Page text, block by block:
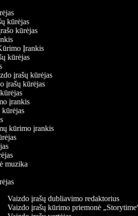
kūrėjas
kūrėjas
Įrankis
kūrėjas
įrašų kūrėjas
įrašų kūrėjas
įrankis
kūrėjas
kūrimo įrankis
muzika
Vaizdo įrašų dubliavimo redaktorius
Vaizdo įrašų kūrimo priemonė „Storytime“